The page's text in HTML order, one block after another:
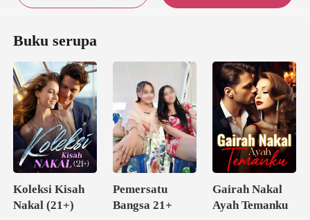
Buku serupa
Koleksi Kisah
Nakal (21+)
Pemersatu
Bangsa 21+
Gairah Nakal
Ayah Temanku